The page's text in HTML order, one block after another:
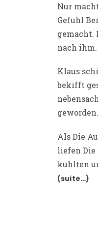
Nur
Gefuhl
gemacht.
nach ihm.
Klaus
bekifft
geworden.
Als Die
liefen Die
kuhlten
(suite…)